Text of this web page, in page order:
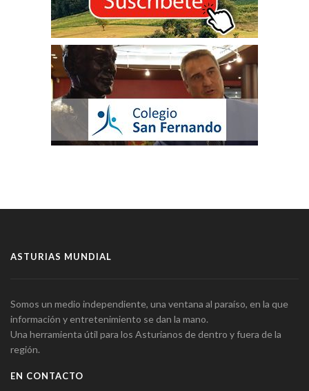
ASTURIAS MUNDIAL
Somos un medio independiente, una ventana al paraíso, en la que
información y entretenimiento se dan la mano.
Una herramienta útil para los Asturianos de dentro y fuera de la
región.
EN CONTACTO